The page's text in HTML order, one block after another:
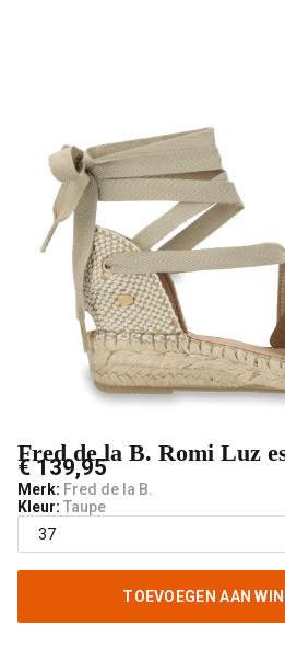
suede
V-
male
mode
Fred de la B. Romi Luz
€ 139,95
Merk: Fred de la B.
Kleur: Taupe
TOEVOEGEN AAN